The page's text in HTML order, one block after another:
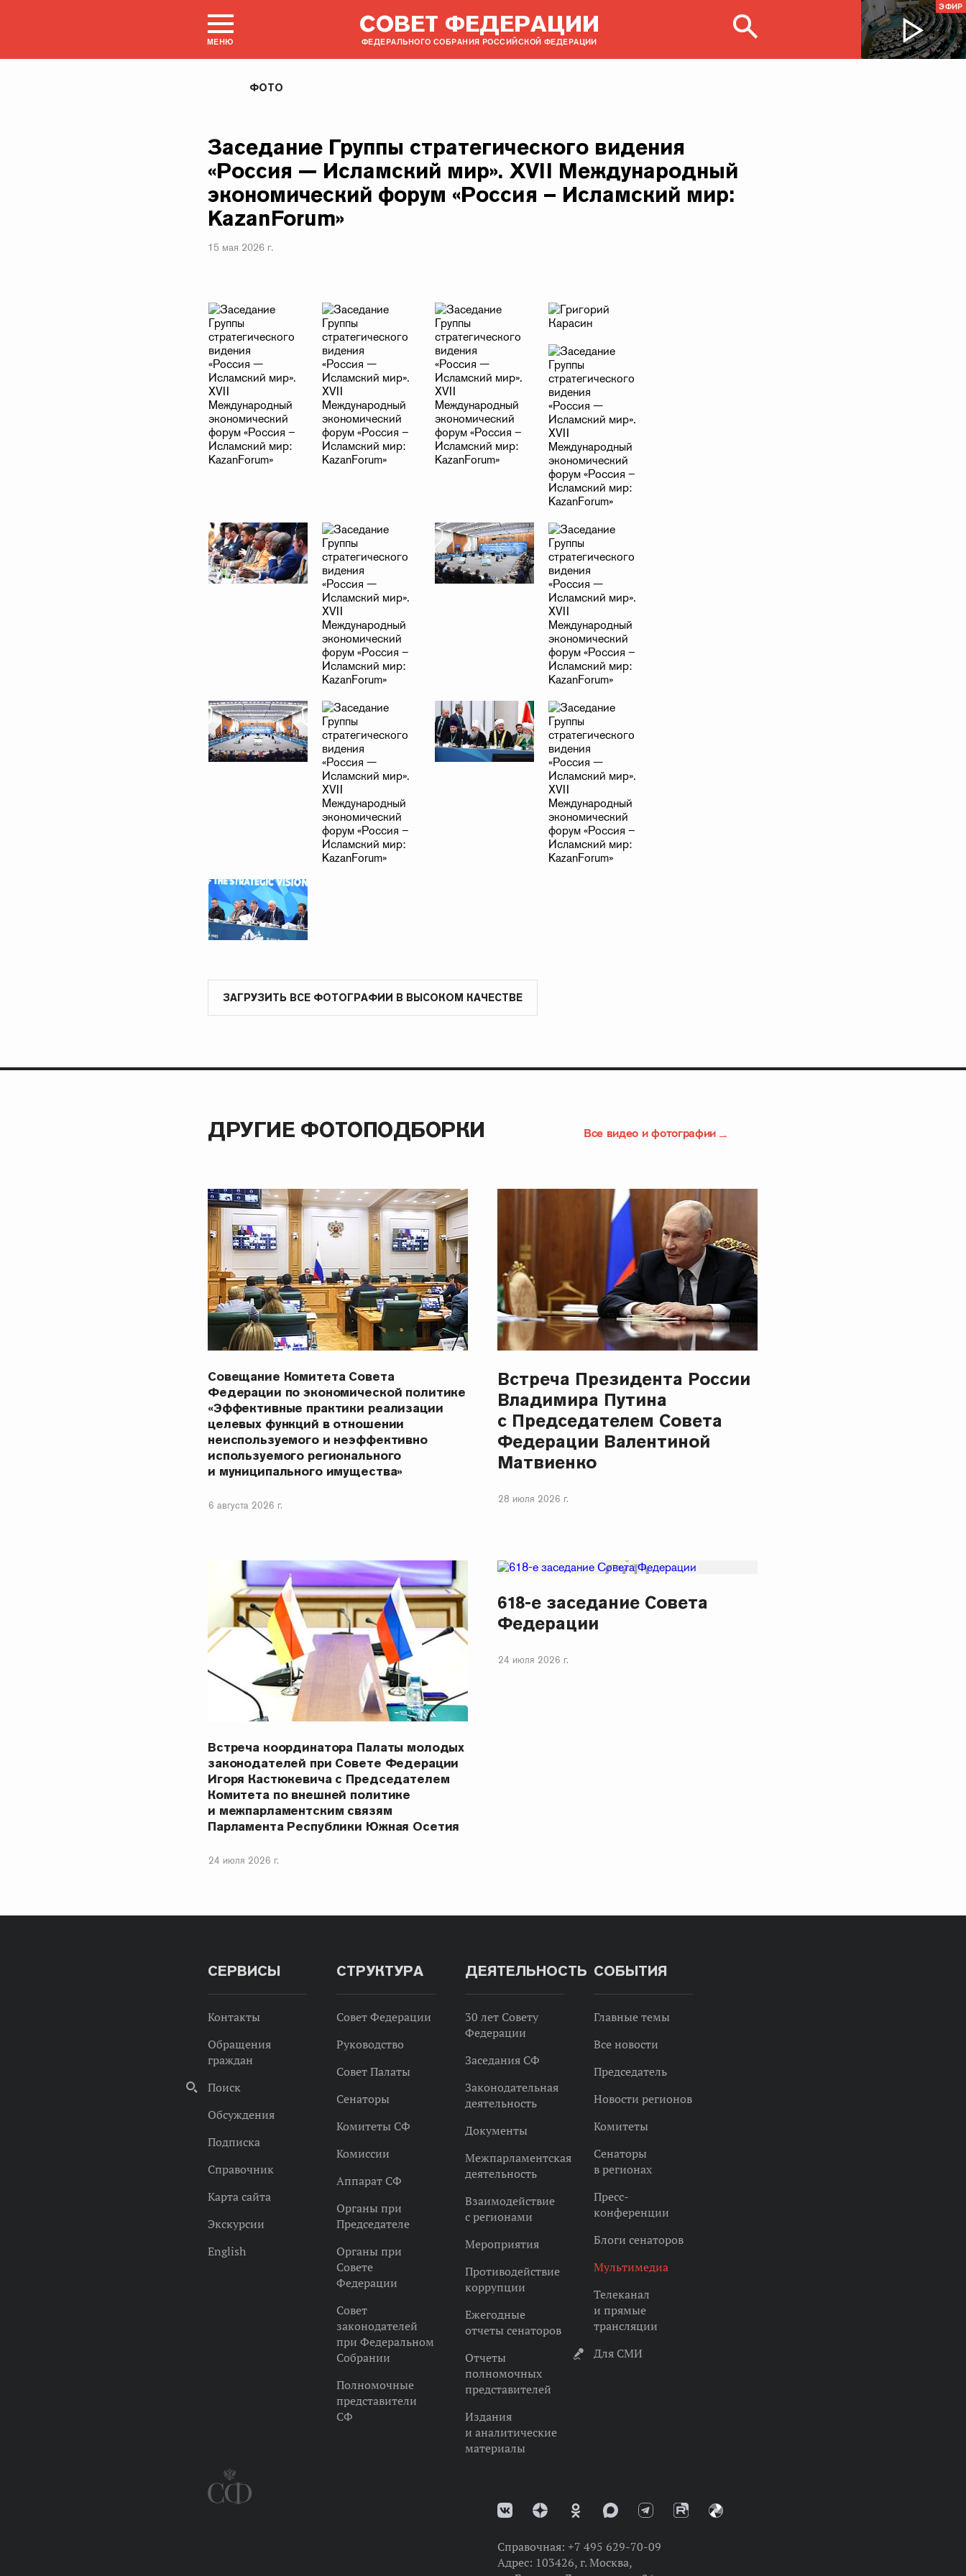
МЕНЮ
СОВЕТ ФЕДЕРАЦИИ
ФЕДЕРАЛЬНОГО СОБРАНИЯ РОССИЙСКОЙ ФЕДЕРАЦИИ
ЭФИР
ФОТО
Заседание Группы стратегического видения
«Россия — Исламский мир». XVII Международный
экономический форум «Россия – Исламский мир:
KazanForum»
15 мая 2026 г.
ЗАГРУЗИТЬ ВСЕ ФОТОГРАФИИ В ВЫСОКОМ КАЧЕСТВЕ
ДРУГИЕ ФОТОПОДБОРКИ Все видео и фотографии
Совещание Комитета Совета
Федерации по экономической политике
«Эффективные практики реализации
целевых функций в отношении
неиспользуемого и неэффективно
используемого регионального
и муниципального имущества»
6 августа 2026 г.
Встреча Президента России
Владимира Путина
с Председателем Совета
Федерации Валентиной
Матвиенко
28 июля 2026 г.
Встреча координатора Палаты молодых
законодателей при Совете Федерации
Игоря Кастюкевича с Председателем
Комитета по внешней политике
и межпарламентским связям
Парламента Республики Южная Осетия
24 июля 2026 г.
618-е заседание Совета
Федерации
24 июля 2026 г.
СЕРВИСЫ
Контакты
Обращения
граждан
Поиск
Обсуждения
Подписка
Справочник
Карта сайта
Экскурсии
English
СТРУКТУРА
Совет Федерации
Руководство
Совет Палаты
Сенаторы
Комитеты СФ
Комиссии
Аппарат СФ
Органы при
Председателе
Органы при
Совете
Федерации
Совет
законодателей
при Федеральном
Собрании
Полномочные
представители
СФ
ДЕЯТЕЛЬНОСТЬ
30 лет Совету
Федерации
Заседания СФ
Законодательная
деятельность
Документы
Межпарламентская
деятельность
Взаимодействие
с регионами
Мероприятия
Противодействие
коррупции
Ежегодные
отчеты сенаторов
Отчеты
полномочных
представителей
Издания
и аналитические
материалы
СОБЫТИЯ
Главные темы
Все новости
Председатель
Новости регионов
Комитеты
Сенаторы
в регионах
Пресс-
конференции
Блоги сенаторов
Мультимедиа
Телеканал
и прямые
трансляции
Для СМИ
Справочная: +7 495 629-70-09
Адрес: 103426, г. Москва,